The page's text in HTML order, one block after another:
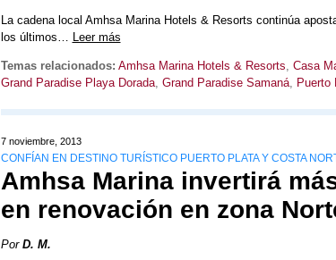
La cadena local Amhsa Marina Hotels & Resorts continúa
los últimos… Leer más
Temas relacionados: Amhsa Marina Hotels & Resorts, Casa
Grand Paradise Playa Dorada, Grand Paradise Samaná, Puerto
7 noviembre, 2013
CONFÍAN EN DESTINO TURÍSTICO PUERTO PLATA Y COSTA
Amhsa Marina invertirá
en renovación en zona
Por D. M.